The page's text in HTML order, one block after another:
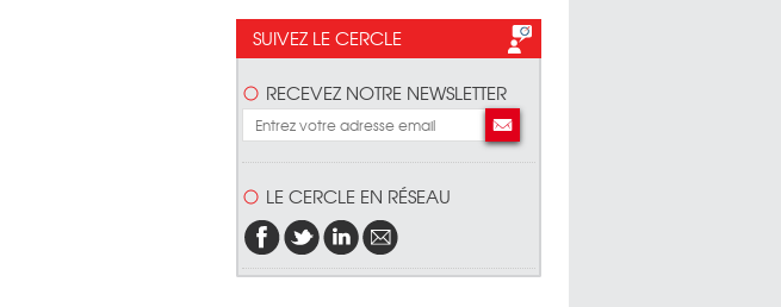
SUIVEZ LE CERCLE
RECEVEZ NOTRE NEWSLETTER
LE CERCLE EN RÉSEAU